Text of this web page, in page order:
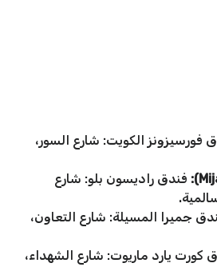
فورسيزونز الكويت: شارع السور،
): فندق راديسون بلو: شارع
جميرا المسيلة: شارع التعاون،
كورت يارد ماريوت: شارع الشهداء،